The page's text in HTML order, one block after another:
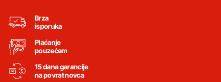
Brza
isporuka
Plaćanje
pouzećem
15 dana garancije
na povrat novca